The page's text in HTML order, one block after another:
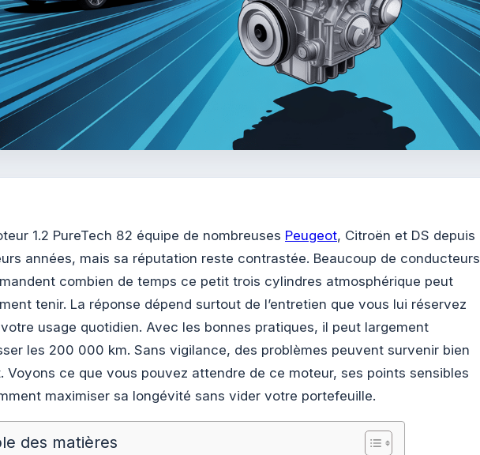
1.2 PureTech 82 équipe de nombreuses Peugeot, Citroën et DS depuis
années, mais sa réputation reste contrastée. Beaucoup de conducteurs
combien de temps ce petit trois cylindres atmosphérique peut
tenir. La réponse dépend surtout de l’entretien que vous lui réservez
usage quotidien. Avec les bonnes pratiques, il peut largement
les 200 000 km. Sans vigilance, des problèmes peuvent survenir bien
Voyons ce que vous pouvez attendre de ce moteur, ses points sensibles
maximiser sa longévité sans vider votre portefeuille.
des matières